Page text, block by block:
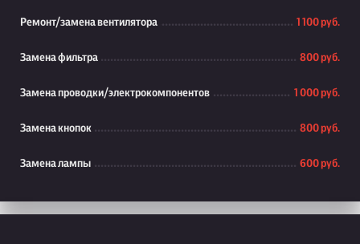
Ремонт/замена вентилятора 1 100 руб.
Замена фильтра 800 руб.
Замена проводки/электрокомпонентов 1 000 руб.
Замена кнопок 800 руб.
Замена лампы 600 руб.